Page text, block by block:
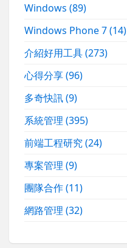
Windows(89)
Windows Phone 7(14)
介紹好用工具(273)
心得分享(96)
多奇快訊(9)
系統管理(395)
前端工程研究(24)
專案管理(9)
團隊合作(11)
網路管理(32)